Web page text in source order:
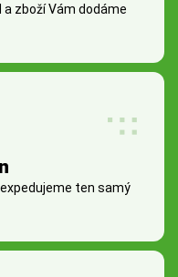
a zboží Vám dodáme
ten samý